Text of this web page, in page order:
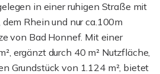
in einer ruhigen Straße mit
Rhein und nur ca.100m
von Bad Honnef. Mit einer
ergänzt durch 40 m² Nutzfläche,
Grundstück von 1.124 m², bietet